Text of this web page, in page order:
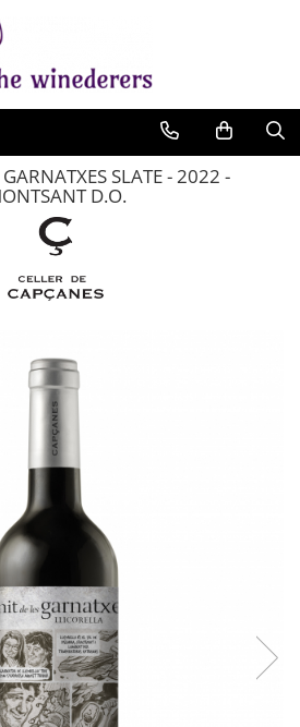
SLATE - 2022 -
D.O.